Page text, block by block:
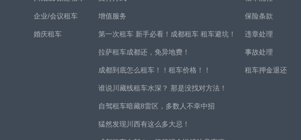
企业/会议租车
婚庆租车
增值服务
第一次租车 新手必看！成都租车 租车避坑！
拉萨租车成都还，免异地费！
成都到底怎么租车！！租车价格！！
谁说川藏线租车水深？ 那是没找对方法！
自驾租车暗藏8雷区，多数人不幸中招
猛然发现川西有这么多大忌！
保险条款
违章处理
事故处理
租车押金退还